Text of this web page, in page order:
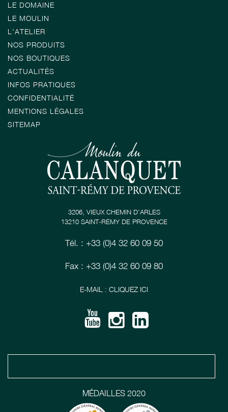
LE DOMAINE
LE MOULIN
L'ATELIER
NOS PRODUITS
NOS BOUTIQUES
ACTUALITÉS
INFOS PRATIQUES
CONFIDENTIALITÉ
MENTIONS LÉGALES
SITEMAP
MÉDAILLES 2020
3206, VIEUX CHEMIN D’ARLES
13210 SAINT-RÉMY DE PROVENCE
Tél. : +33 (0)4 32 60 09 50
Fax : +33 (0)4 32 60 09 80
E-MAIL : CLIQUEZ ICI